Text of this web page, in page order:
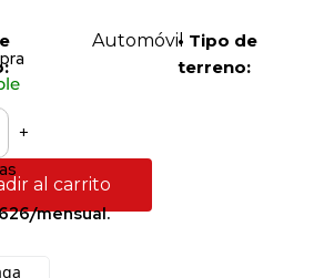
+
al carrito
mensual.
Automóvil• Tipo de
terreno: